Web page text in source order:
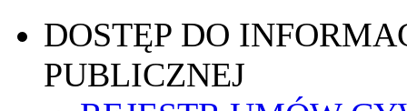
DOSTĘP DO
PUBLICZNEJ